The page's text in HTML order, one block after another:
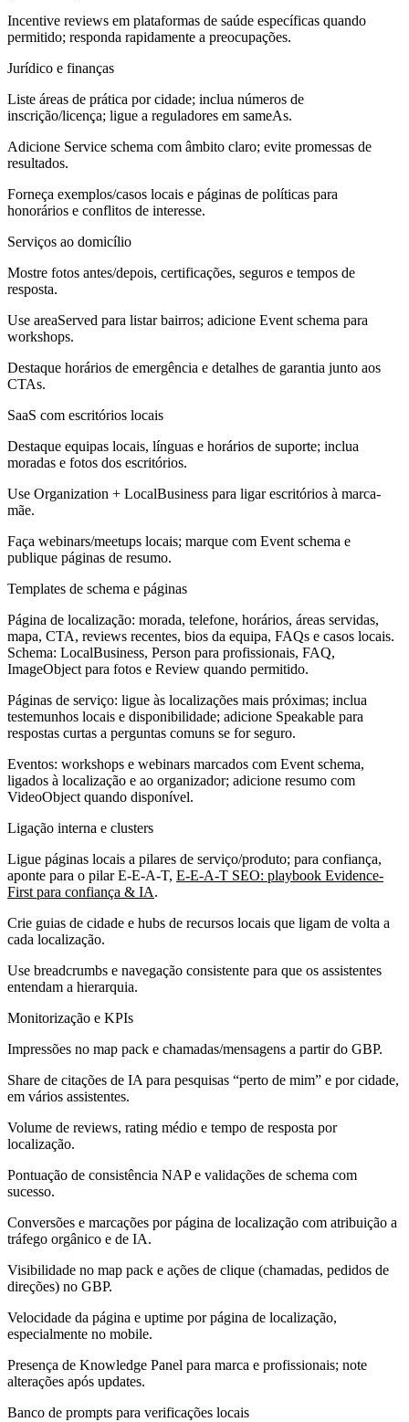
Incentive reviews em plataformas de saúde específicas quando
permitido; responda rapidamente a preocupações.
Jurídico e finanças
Liste áreas de prática por cidade; inclua números de
inscrição/licença; ligue a reguladores em sameAs.
Adicione Service schema com âmbito claro; evite promessas de
resultados.
Forneça exemplos/casos locais e páginas de políticas para
honorários e conflitos de interesse.
Serviços ao domicílio
Mostre fotos antes/depois, certificações, seguros e tempos de
resposta.
Use areaServed para listar bairros; adicione Event schema para
workshops.
Destaque horários de emergência e detalhes de garantia junto aos
CTAs.
SaaS com escritórios locais
Destaque equipas locais, línguas e horários de suporte; inclua
moradas e fotos dos escritórios.
Use Organization + LocalBusiness para ligar escritórios à marca-
mãe.
Faça webinars/meetups locais; marque com Event schema e
publique páginas de resumo.
Templates de schema e páginas
Página de localização: morada, telefone, horários, áreas servidas,
mapa, CTA, reviews recentes, bios da equipa, FAQs e casos locais.
Schema: LocalBusiness, Person para profissionais, FAQ,
ImageObject para fotos e Review quando permitido.
Páginas de serviço: ligue às localizações mais próximas; inclua
testemunhos locais e disponibilidade; adicione Speakable para
respostas curtas a perguntas comuns se for seguro.
Eventos: workshops e webinars marcados com Event schema,
ligados à localização e ao organizador; adicione resumo com
VideoObject quando disponível.
Ligação interna e clusters
Ligue páginas locais a pilares de serviço/produto; para confiança,
aponte para o pilar E-E-A-T, E-E-A-T SEO: playbook Evidence-
First para confiança & IA.
Crie guias de cidade e hubs de recursos locais que ligam de volta a
cada localização.
Use breadcrumbs e navegação consistente para que os assistentes
entendam a hierarquia.
Monitorização e KPIs
Impressões no map pack e chamadas/mensagens a partir do GBP.
Share de citações de IA para pesquisas “perto de mim” e por cidade,
em vários assistentes.
Volume de reviews, rating médio e tempo de resposta por
localização.
Pontuação de consistência NAP e validações de schema com
sucesso.
Conversões e marcações por página de localização com atribuição a
tráfego orgânico e de IA.
Visibilidade no map pack e ações de clique (chamadas, pedidos de
direções) no GBP.
Velocidade da página e uptime por página de localização,
especialmente no mobile.
Presença de Knowledge Panel para marca e profissionais; note
alterações após updates.
Banco de prompts para verificações locais